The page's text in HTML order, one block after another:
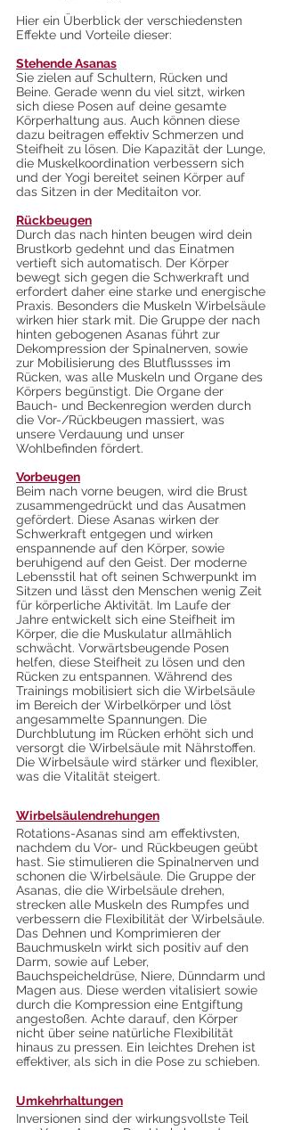
Hier ein Überblick der verschiedensten
Effekte und Vorteile dieser:
Stehende Asanas
Sie zielen auf Schultern, Rücken und
Beine. Gerade wenn du viel sitzt, wirken
sich diese Posen auf deine gesamte
Körperhaltung aus. Auch können diese
dazu beitragen effektiv Schmerzen und
Steifheit zu lösen. Die Kapazität der Lunge,
die Muskelkoordination verbessern sich
und der Yogi bereitet seinen Körper auf
das Sitzen in der Meditaiton vor.
Rückbeugen
Durch das nach hinten beugen wird dein
Brustkorb gedehnt und das Einatmen
vertieft sich automatisch. Der Körper
bewegt sich gegen die Schwerkraft und
erfordert daher eine starke und energische
Praxis. Besonders die Muskeln Wirbelsäule
wirken hier stark mit. Die Gruppe der nach
hinten gebogenen Asanas führt zur
Dekompression der Spinalnerven, sowie
zur Mobilisierung des Blutflussses im
Rücken, was alle Muskeln und Organe des
Körpers begünstigt. Die Organe der
Bauch- und Beckenregion werden durch
die Vor-/Rückbeugen massiert, was
unsere Verdauung und unser
Wohlbefinden fördert.
Vorbeugen
Beim nach vorne beugen, wird die Brust
zusammengedrückt und das Ausatmen
gefördert. Diese Asanas wirken der
Schwerkraft entgegen und wirken
enspannende auf den Körper, sowie
beruhigend auf den Geist. Der moderne
Lebensstil hat oft seinen Schwerpunkt im
Sitzen und lässt den Menschen wenig Zeit
für körperliche Aktivität. Im Laufe der
Jahre entwickelt sich eine Steifheit im
Körper, die die Muskulatur allmählich
schwächt. Vorwärtsbeugende Posen
helfen, diese Steifheit zu lösen und den
Rücken zu entspannen. Während des
Trainings mobilisiert sich die Wirbelsäule
im Bereich der Wirbelkörper und löst
angesammelte Spannungen. Die
Durchblutung im Rücken erhöht sich und
versorgt die Wirbelsäule mit Nährstoffen.
Die Wirbelsäule wird stärker und flexibler,
was die Vitalität steigert.
Wirbelsäulendrehungen
Rotations-Asanas sind am effektivsten,
nachdem du Vor- und Rückbeugen geübt
hast. Sie stimulieren die Spinalnerven und
schonen die Wirbelsäule. Die Gruppe der
Asanas, die die Wirbelsäule drehen,
strecken alle Muskeln des Rumpfes und
verbessern die Flexibilität der Wirbelsäule.
Das Dehnen und Komprimieren der
Bauchmuskeln wirkt sich positiv auf den
Darm, sowie auf Leber,
Bauchspeicheldrüse, Niere, Dünndarm und
Magen aus. Diese werden vitalisiert sowie
durch die Kompression eine Entgiftung
angestoßen. Achte darauf, den Körper
nicht über seine natürliche Flexibilität
hinaus zu pressen. Ein leichtes Drehen ist
effektiver, als sich in die Pose zu schieben.
Umkehrhaltungen
Inversionen sind der wirkungsvollste Teil